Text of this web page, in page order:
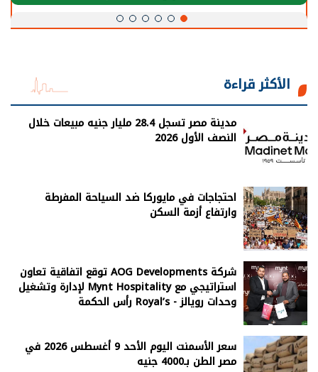
الأكثر قراءة
مدينة مصر تسجل 28.4 مليار جنيه مبيعات خلال
النصف الأول 2026
احتجاجات في مايوركا ضد السياحة المفرطة
وارتفاع أزمة السكن
شركة AOG Developments توقع اتفاقية تعاون
استراتيجي مع Mynt Hospitality لإدارة وتشغيل
وحدات رويالز - Royal’s رأس الحكمة
سعر الأسمنت اليوم الأحد 9 أغسطس 2026 في
مصر الطن بـ4000 جنيه